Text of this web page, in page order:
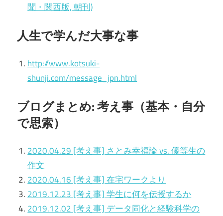
聞・関西版, 朝刊)
人生で学んだ大事な事
http://www.kotsuki-
shunji.com/message_jpn.html
ブログまとめ: 考え事（基本・自分
で思索）
2020.04.29 [考え事] さとみ幸福論 vs. 優等生の
作文
2020.04.16 [考え事] 在宅ワークより
2019.12.23 [考え事] 学生に何を伝授するか
2019.12.02 [考え事] データ同化と経験科学の